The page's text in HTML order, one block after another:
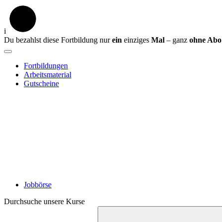
i
Du bezahlst diese Fortbildung nurein einziges Mal – ganz ohne Abo
Fortbildungen
Arbeitsmaterial
Gutscheine
Jobbörse
Durchsuche unsere Kurse